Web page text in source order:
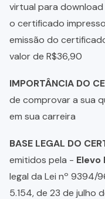
virtual para
o certificado
emissão do
valor de R$36,90
IMPORTÂNCIA DO
de comprovar a sua
em sua carreira
BASE LEGAL DO
emitidos pela - Elevo
legal da Lei nº 9394/
5.154, de 23 de julho